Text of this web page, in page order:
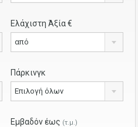
Ελάχιστη Άξία €
από
Πάρκινγκ
Επιλογή όλων
Εμβαδόν έως (τ.μ.)